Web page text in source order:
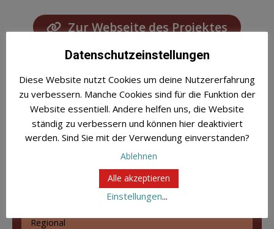
Zur Webseite des Projektes
Caritasverband für die Stadt Köln -
AZ St. Maternus
Brückenstraße 21
Kooperationspartner
keine Kooperationspartner
Regional
Datenschutzeinstellungen
Diese Website nutzt Cookies um deine Nutzererfahrung
zu verbessern. Manche Cookies sind für die Funktion der
Website essentiell. Andere helfen uns, die Website
ständig zu verbessern und können hier deaktiviert
werden. Sind Sie mit der Verwendung einverstanden?
Ablehnen
Alle akzeptieren
Einstellungen...